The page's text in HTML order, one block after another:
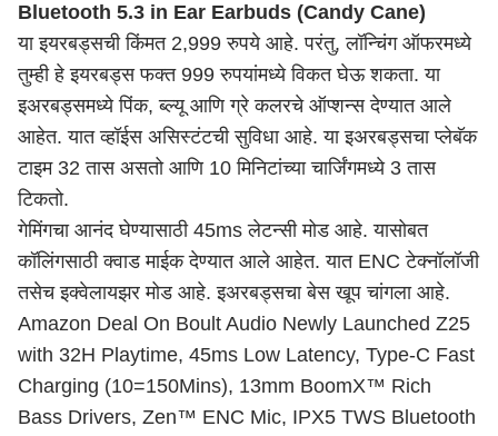
Bluetooth 5.3 in Ear Earbuds (Candy Cane)
या इयरबड्सची किंमत 2,999 रुपये आहे. परंतु, लॉन्चिंग ऑफरमध्ये
तुम्ही हे इयरबड्स फक्त 999 रुपयांमध्ये विकत घेऊ शकता. या
इअरबड्समध्ये पिंक, ब्ल्यू आणि ग्रे कलरचे ऑप्शन्स देण्यात आले
आहेत. यात व्हॉईस असिस्टंटची सुविधा आहे. या इअरबड्सचा प्लेबॅक
टाइम 32 तास असतो आणि 10 मिनिटांच्या चार्जिंगमध्ये 3 तास
टिकतो.
गेमिंगचा आनंद घेण्यासाठी 45ms लेटन्सी मोड आहे. यासोबत
कॉलिंगसाठी क्वाड माईक देण्यात आले आहेत. यात ENC टेक्नॉलॉजी
तसेच इक्वेलायझर मोड आहे. इअरबड्सचा बेस खूप चांगला आहे.
Amazon Deal On Boult Audio Newly Launched Z25
with 32H Playtime, 45ms Low Latency, Type-C Fast
Charging (10=150Mins), 13mm BoomX™ Rich
Bass Drivers, Zen™ ENC Mic, IPX5 TWS Bluetooth